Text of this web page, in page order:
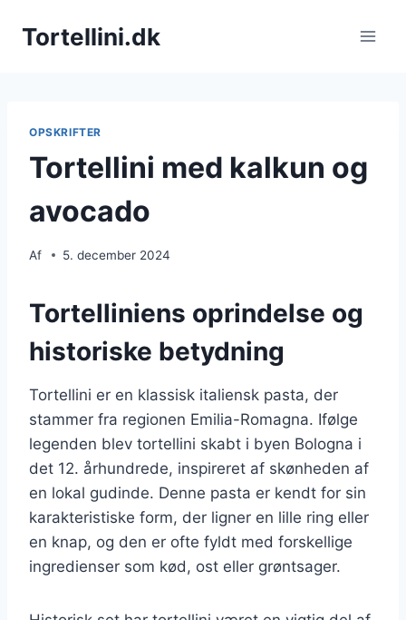
Tortellini.dk
OPSKRIFTER
Tortellini med kalkun og
avocado
Af 5. december 2024
Tortelliniens oprindelse og
historiske betydning
Tortellini er en klassisk italiensk pasta, der
stammer fra regionen Emilia-Romagna. Ifølge
legenden blev tortellini skabt i byen Bologna i
det 12. århundrede, inspireret af skønheden af
en lokal gudinde. Denne pasta er kendt for sin
karakteristiske form, der ligner en lille ring eller
en knap, og den er ofte fyldt med forskellige
ingredienser som kød, ost eller grøntsager.